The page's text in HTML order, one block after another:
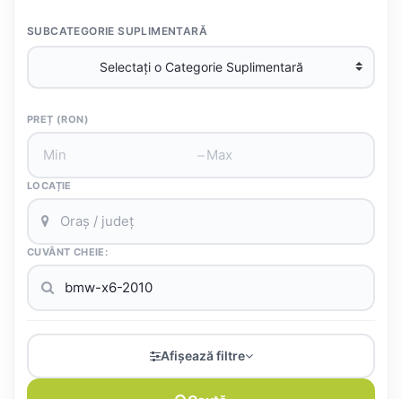
SUBCATEGORIE SUPLIMENTARĂ
PREȚ (RON)
–
LOCAȚIE
CUVÂNT CHEIE:
Afișează filtre